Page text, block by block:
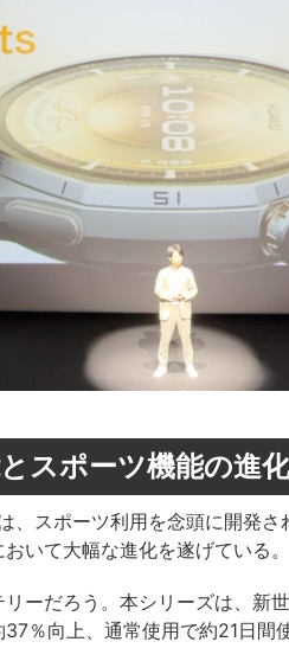
スポーツ機能の進
、スポーツ利用を念頭に開発
いて大幅な進化を遂げている。
ーだろう。本シリーズは、新
％向上、通常使用で約21日間